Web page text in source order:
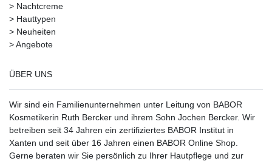
> Nachtcreme
> Hauttypen
> Neuheiten
>Angebote
ÜBER UNS
Wir sind ein Familienunternehmen unter Leitung von BABOR
Kosmetikerin Ruth Bercker und ihrem Sohn Jochen Bercker. Wir
betreiben seit 34 Jahren ein zertifiziertes BABOR Institut in
Xanten und seit über 16 Jahren einen BABOR Online Shop.
Gerne beraten wir Sie persönlich zu Ihrer Hautpflege und zur